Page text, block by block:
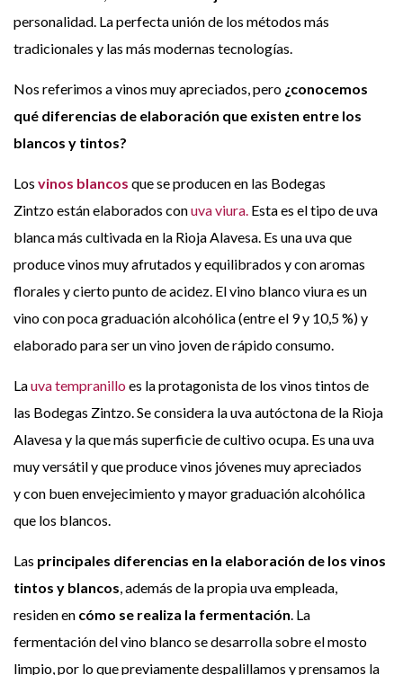
personalidad. La perfecta unión de los métodos más
tradicionales y las más modernas tecnologías.
Nos referimos a vinos muy apreciados, pero ¿conocemos
qué diferencias de elaboración que existen entre los
blancos y tintos?
Los vinos blancos que se producen en las Bodegas
Zintzo están elaborados conuva viura. Esta es el tipo de uva
blanca más cultivada en la Rioja Alavesa. Es una uva que
produce vinos muy afrutados y equilibrados y con aromas
florales y cierto punto de acidez. El vino blanco viura es un
vino con poca graduación alcohólica (entre el 9 y 10,5 %) y
elaborado para ser un vino joven de rápido consumo.
Lauva tempranillo es la protagonista de los vinos tintos de
las Bodegas Zintzo. Se considera la uva autóctona de la Rioja
Alavesa y la que más superficie de cultivo ocupa. Es una uva
muy versátil y que produce vinos jóvenes muy apreciados
y con buen envejecimiento y mayor graduación alcohólica
que los blancos.
Las principales diferencias en la elaboración de los vinos
tintos y blancos, además de la propia uva empleada,
residen en cómo se realiza la fermentación. La
fermentación del vino blanco se desarrolla sobre el mosto
limpio, por lo que previamente despalillamos y prensamos la